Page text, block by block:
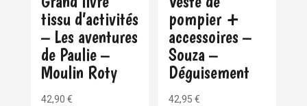
tissu d’activités
– Les aventures
de Paulie –
Moulin Roty
42,90 €
pompier +
accessoires –
Souza –
Déguisement
42,95€